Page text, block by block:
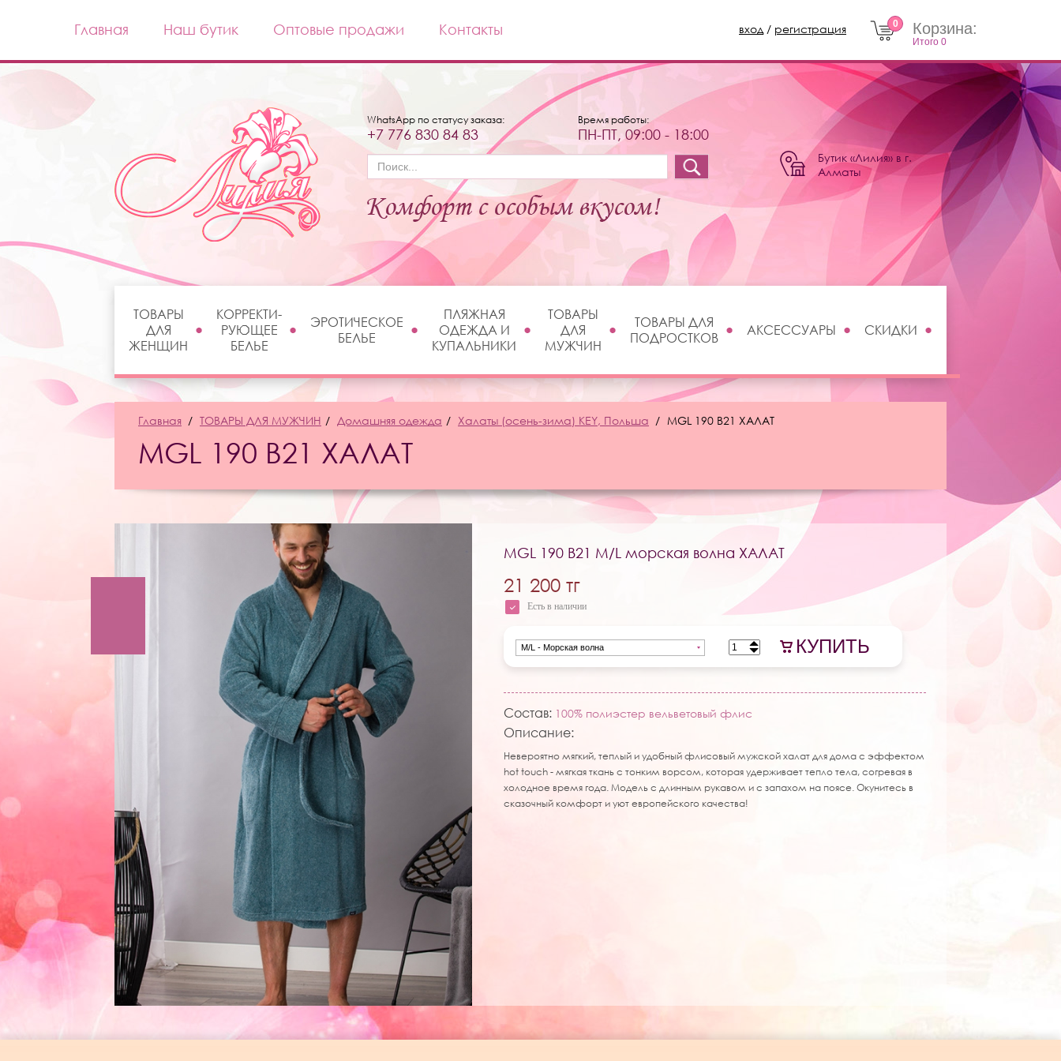
0 Корзина:
Итого 0
вход / регистрация
Главная Наш бутик Оптовые продажи Контакты
Бутик «Лилия» в г.
Алматы
WhatsApp по статусу заказа:
+7 776 830 84 83
Время работы:
ПН-ПТ, 09:00 - 18:00
Форма поиска
ТОВАРЫ
ДЛЯ
ЖЕНЩИН
КОРРЕКТИ-
РУЮЩЕЕ
БЕЛЬЕ
ЭРОТИЧЕСКОЕ
БЕЛЬЕ
ПЛЯЖНАЯ
ОДЕЖДА И
КУПАЛЬНИКИ
ТОВАРЫ
ДЛЯ
МУЖЧИН
ТОВАРЫ ДЛЯ
ПОДРОСТКОВ
АКСЕССУАРЫ СКИДКИ
Главная ТОВАРЫ ДЛЯ МУЖЧИН Домашняя одежда Халаты (осень-зима) KEY, Польша MGL 190 B21 ХАЛАТ
MGL 190 B21 ХАЛАТ
MGL 190 B21 M/L морская волна ХАЛАТ
21 200 тг
Есть в наличии
M/L - Морская волна КУПИТЬ
Состав: 100% полиэстер вельветовый флис
Описание:
Невероятно мягкий, теплый и удобный флисовый мужской халат для дома с эффектом
hot touch - мягкая ткань с тонким ворсом, которая удерживает тепло тела, согревая в
холодное время года. Модель с длинным рукавом и с запахом на поясе. Окунитесь в
сказочный комфорт и уют европейского качества!